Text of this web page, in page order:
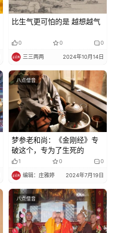
比生气更可怕的是 越想越气
0 0 0
三三两两 2024年10月14日
八点僧音
梦参老和尚：《金刚经》专
破这个，专为了生死的
1 0 0
编辑：庄雅婷 2024年7月19日
八点僧音